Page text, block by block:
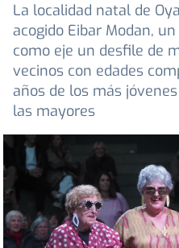
La localidad natal de
acogido Eibar Modan,
como eje un desfile de
vecinos con edades
años de los más
las mayores